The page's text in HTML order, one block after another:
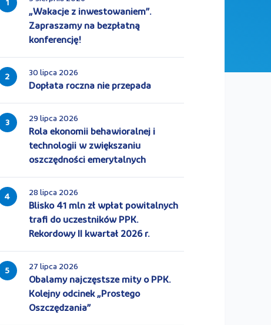
1
„Wakacje z inwestowaniem”.
Zapraszamy na bezpłatną
konferencję!
2 30 lipca 2026
Dopłata roczna nie przepada
3 29 lipca 2026
Rola ekonomii behawioralnej i
technologii w zwiększaniu
oszczędności emerytalnych
4 28 lipca 2026
Blisko 41 mln zł wpłat powitalnych
trafi do uczestników PPK.
Rekordowy II kwartał 2026 r.
5 27 lipca 2026
Obalamy najczęstsze mity o PPK.
Kolejny odcinek „Prostego
Oszczędzania”